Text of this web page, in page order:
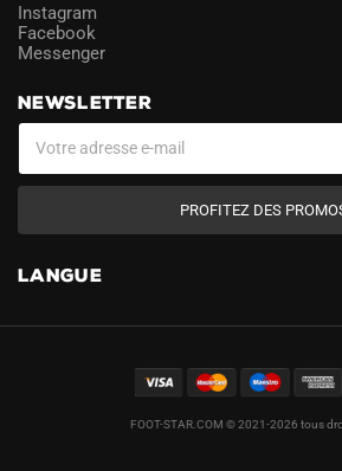
Instagram
Facebook
Messenger
NEWSLETTER
PROFITEZ DES
LANGUE
FOOT-STAR.COM © 2021-2026 tous